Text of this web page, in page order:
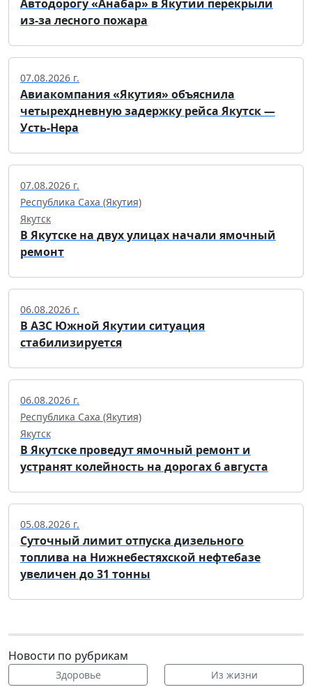
Автодорогу «Анабар» в Якутии перекрыли
из-за лесного пожара
07.08.2026 г.
Авиакомпания «Якутия» объяснила
четырехдневную задержку рейса Якутск —
Усть-Нера
07.08.2026 г.
Республика Саха (Якутия)
Якутск
В Якутске на двух улицах начали ямочный
ремонт
06.08.2026 г.
В АЗС Южной Якутии ситуация
стабилизируется
06.08.2026 г.
Республика Саха (Якутия)
Якутск
В Якутске проведут ямочный ремонт и
устранят колейность на дорогах 6 августа
05.08.2026 г.
Суточный лимит отпуска дизельного
топлива на Нижнебестяхской нефтебазе
увеличен до 31 тонны
Новости по рубрикам
Здоровье Из жизни